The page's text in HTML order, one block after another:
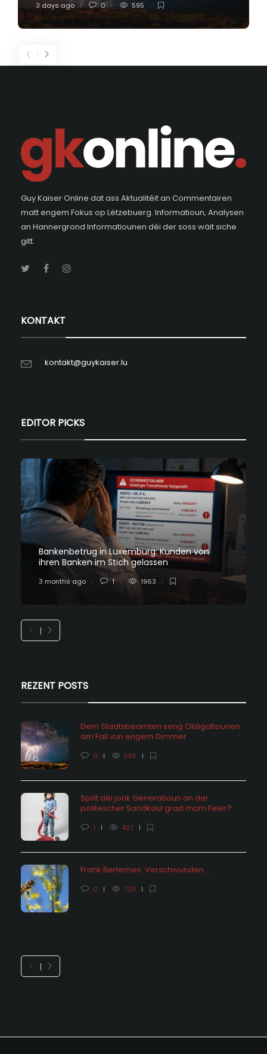
3 days ago 0 595
Guy Kaiser Online dat ass Aktualitéit an Commentairen
matt engem Fokus op Lëtzebuerg. Informatioun, Analysen
an Hannergrond Informatiounen déi der soss wäit siche
gitt.
KONTAKT
kontakt@guykaiser.lu
EDITOR PICKS
Bankenbetrug in Luxemburg: Kunden von
ihren Banken im Stich gelassen
3 months ago 1 1963
REZENT POSTS
Dem Staatsbeamten seng Obligatiounen
am Fall vun engem Dimmer
0 595
Spillt déi jonk Generatioun an der
politescher Sandkaul grad mam Feier?
1 427
Frank Bertemes: Verschwunden….
0 728